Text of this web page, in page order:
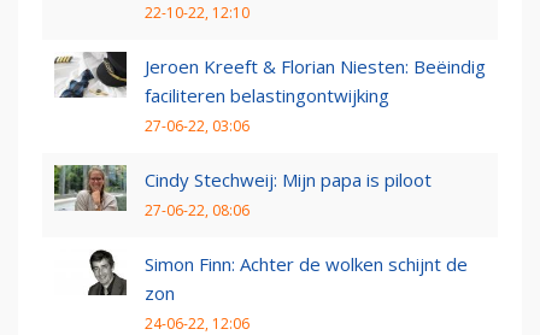
22-10-22, 12:10
Jeroen Kreeft & Florian Niesten: Beëindig
faciliteren belastingontwijking
27-06-22, 03:06
Cindy Stechweij: Mijn papa is piloot
27-06-22, 08:06
Simon Finn: Achter de wolken schijnt de
zon
24-06-22, 12:06